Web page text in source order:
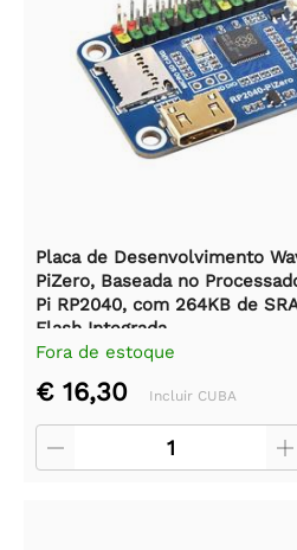
Placa de Desenvolvimento
PiZero, Baseada no
Pi RP2040, com 264KB de
Flash Integrada.
Fora de estoque
€ 16,30 Incluir CUBA